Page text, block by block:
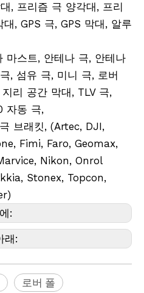
, 프리즘 극 양각대, 프리
, GPS 극, GPS 막대, 알루
마스트, 안테나 극, 안테나
, 섬유 극, 미니 극, 로버
리 공간 막대, TLV 극,
자동 극,
브래킷, (Artec, DJI,
Fimi, Faro, Geomax,
Nikon, Onrol
Stonex, Topcon,
에:
래:
로버 폴